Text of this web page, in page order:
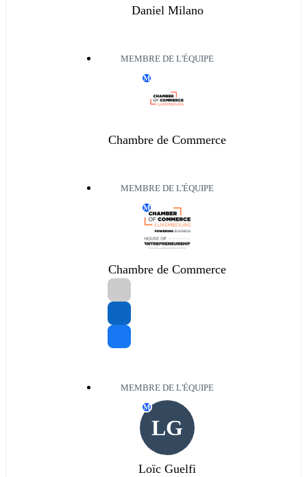
Daniel Milano
MEMBRE DE L'ÉQUIPE
M
Chambre de Commerce
MEMBRE DE L'ÉQUIPE
M
Chambre de Commerce
MEMBRE DE L'ÉQUIPE
LG
M
Loïc Guelfi